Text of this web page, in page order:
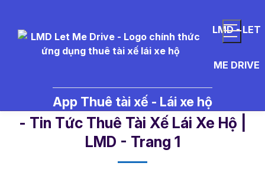
LMD - LET
ME DRIVE
App Thuê tài xế - Lái xe hộ
- Tin Tức Thuê Tài Xế Lái Xe Hộ |
LMD - Trang 1​